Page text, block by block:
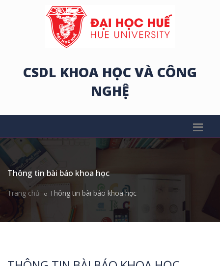
CSDL KHOA HỌC VÀ CÔNG
NGHỆ
Thông tin bài báo khoa học
Trang chủ Thông tin bài báo khoa học